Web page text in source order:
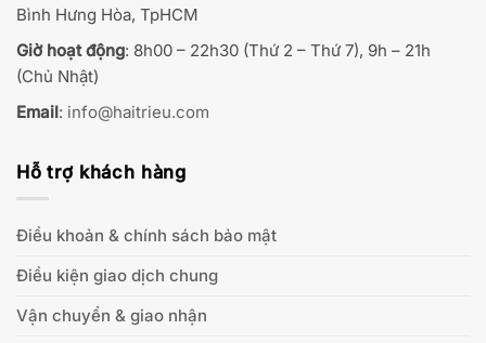
Bình Hưng Hòa, TpHCM
Giờ hoạt động: 8h00 – 22h30 (Thứ 2 – Thứ 7), 9h – 21h
(Chủ Nhật)
Email: info@haitrieu.com
Hỗ trợ khách hàng
Điều khoản & chính sách bảo mật
Điều kiện giao dịch chung
Vận chuyển & giao nhận